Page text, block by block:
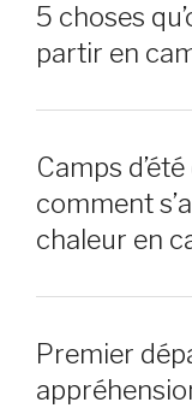
5 choses
partir en
Camps
comment
chaleur en
Premier